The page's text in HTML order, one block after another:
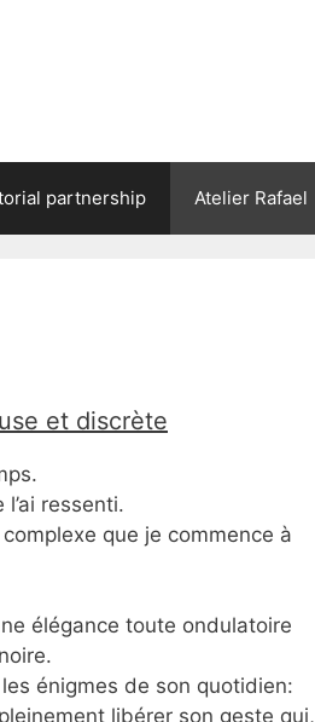
partnership Atelier Rafael
et discrète
ressenti.
que je commence à
élégance toute ondulatoire
énigmes de son quotidien:
libérer son geste qui,